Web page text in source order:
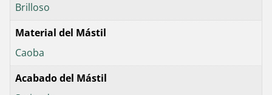
Brilloso
Material del Mástil
Caoba
Acabado del Mástil